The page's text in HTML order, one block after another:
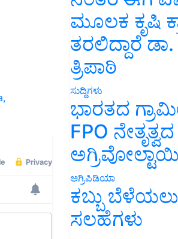
ಮೂಲಕ ಕೃಷಿ
ತರಲಿದ್ದಾರೆ
ತ್ರಿಪಾಠಿ
ಸುದ್ದಿಗಳು
ಭಾರತದ
FPO ನೇತೃತ್ವದ
ಅಗ್ರಿಪಿಡಿಯಾ
ಕಬ್ಬು ಬೆಳೆಯಲು
ಸಲಹೆಗಳು